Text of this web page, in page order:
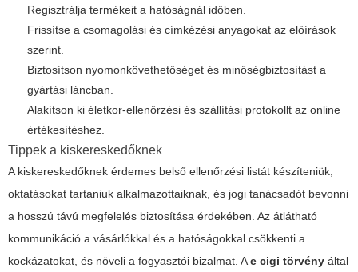
Regisztrálja termékeit a hatóságnál időben.
Frissítse a csomagolási és címkézési anyagokat az előírások
szerint.
Biztosítson nyomonkövethetőséget és minőségbiztosítást a
gyártási láncban.
Alakítson ki életkor-ellenőrzési és szállítási protokollt az online
értékesítéshez.
Tippek a kiskereskedőknek
A kiskereskedőknek érdemes belső ellenőrzési listát készíteniük,
oktatásokat tartaniuk alkalmazottaiknak, és jogi tanácsadót bevonni
a hosszú távú megfelelés biztosítása érdekében. Az átlátható
kommunikáció a vásárlókkal és a hatóságokkal csökkenti a
kockázatokat, és növeli a fogyasztói bizalmat. Ae cigi törvény által